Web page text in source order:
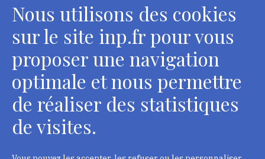
Head Office, Administrative Services Department of
curators
2 rue Vivienne - 75002 Paris
Nous utilisons des cookies
sur le site inp.fr pour vous
proposer une navigation
optimale et nous permettre
de réaliser des statistiques
de visites.